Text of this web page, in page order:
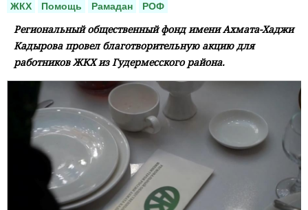
ЖКХ Помощь Рамадан РОФ
Региональный общественный фонд имени Ахмата-Хаджи
Кадырова провел благотворительную акцию для
работников ЖКХ из Гудермесского района.